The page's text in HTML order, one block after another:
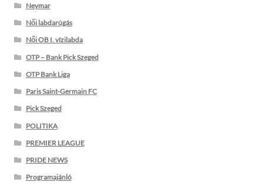
Neymar
Női labdarúgás
Női OB I. vízilabda
OTP – Bank Pick Szeged
OTP Bank Liga
Paris Saint-Germain FC
Pick Szeged
POLITIKA
PREMIER LEAGUE
PRIDE NEWS
Programajánló